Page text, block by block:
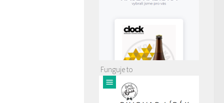
Funguje to